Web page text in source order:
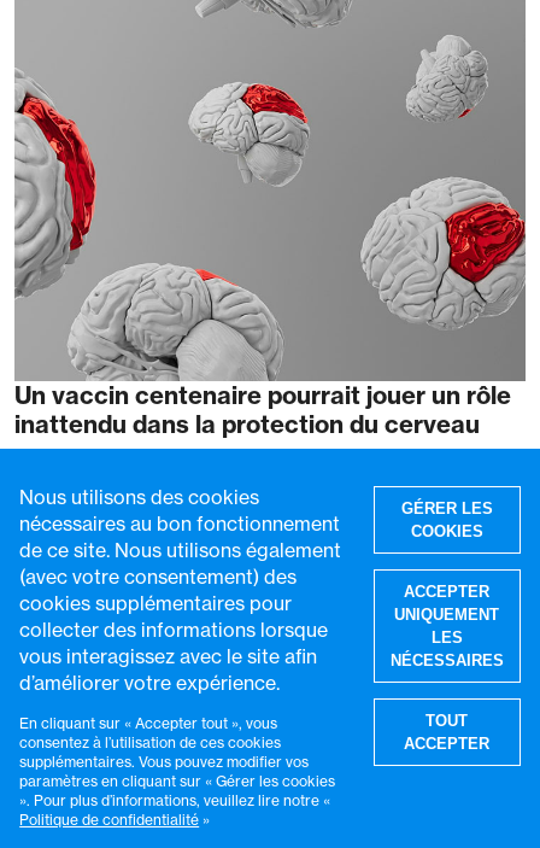
Un vaccin centenaire pourrait jouer un rôle
inattendu dans la protection du cerveau
Recevez les dernières
nouvelles de VaccinesWork
Abonnez-vous à « Global Health
Notes », notre newsletter
Nous utilisons des cookies
nécessaires au bon fonctionnement
de ce site. Nous utilisons également
(avec votre consentement) des
cookies supplémentaires pour
collecter des informations lorsque
vous interagissez avec le site afin
d’améliorer votre expérience.
En cliquant sur « Accepter tout », vous
consentez à l’utilisation de ces cookies
supplémentaires. Vous pouvez modifier vos
paramètres en cliquant sur « Gérer les cookies
». Pour plus d’informations, veuillez lire notre «
Politique de confidentialité »
GÉRER LES
COOKIES
ACCEPTER
UNIQUEMENT
LES
NÉCESSAIRES
TOUT
ACCEPTER